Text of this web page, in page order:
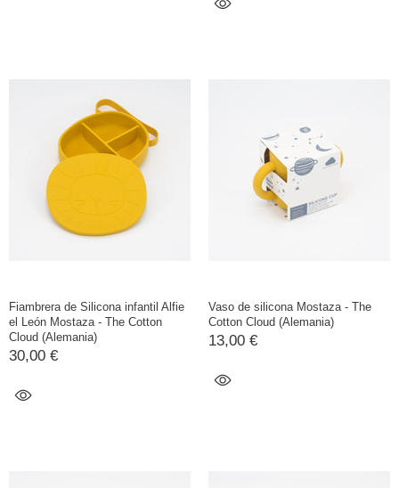
Fiambrera de Silicona infantil Alfie
el León Mostaza - The Cotton
Cloud (Alemania)
30,00 €
Vaso de silicona Mostaza - The
Cotton Cloud (Alemania)
13,00 €